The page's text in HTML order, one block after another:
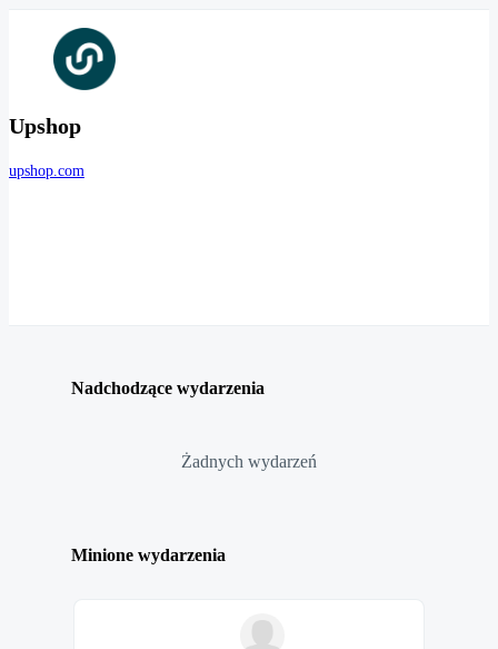
Upshop
upshop.com
Nadchodzące wydarzenia
Żadnych wydarzeń
Minione wydarzenia